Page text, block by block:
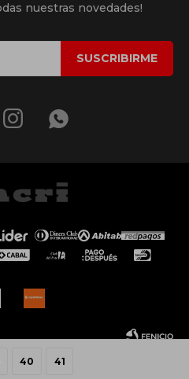
40 41
nuestras novedades!
SUSCRIBIRME
 